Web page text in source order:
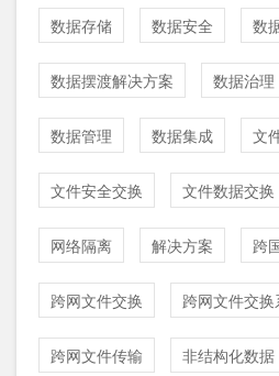
数据存储 数据安全 数
数据摆渡解决方案 数据治理
数据管理 数据集成 文
文件安全交换 文件数据交换
网络隔离 解决方案 跨
跨网文件交换 跨网文件交换
跨网文件传输 非结构化数据